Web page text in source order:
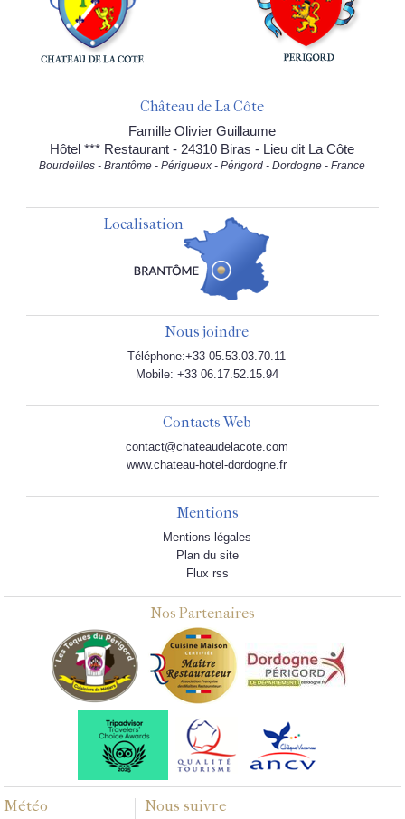
Château de La Côte
Famille Olivier Guillaume
Hôtel *** Restaurant - 24310 Biras - Lieu dit La Côte
Bourdeilles - Brantôme - Périgueux - Périgord - Dordogne - France
Localisation
Nous joindre
Téléphone:+33 05.53.03.70.11
Mobile: +33 06.17.52.15.94
Contacts Web
contact@chateaudelacote.com
www.chateau-hotel-dordogne.fr
Mentions
Mentions légales
Plan du site
Flux rss
Nos Partenaires
Météo Nous suivre